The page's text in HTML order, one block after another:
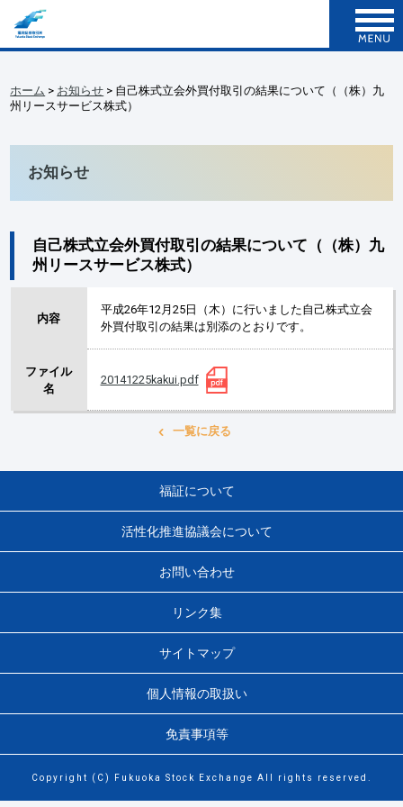
ホーム > お知らせ > 自己株式立会外買付取引の結果について（（株）九
州リースサービス株式）
お知らせ
自己株式立会外買付取引の結果について（（株）九
州リースサービス株式）
内容
平成26年12月25日（木）に行いました自己株式立会
外買付取引の結果は別添のとおりです。
ファイル
名
20141225kakui.pdf
一覧に戻る
福証について
活性化推進協議会について
お問い合わせ
リンク集
サイトマップ
個人情報の取扱い
免責事項等
Copyright (C) Fukuoka Stock Exchange All rights reserved.